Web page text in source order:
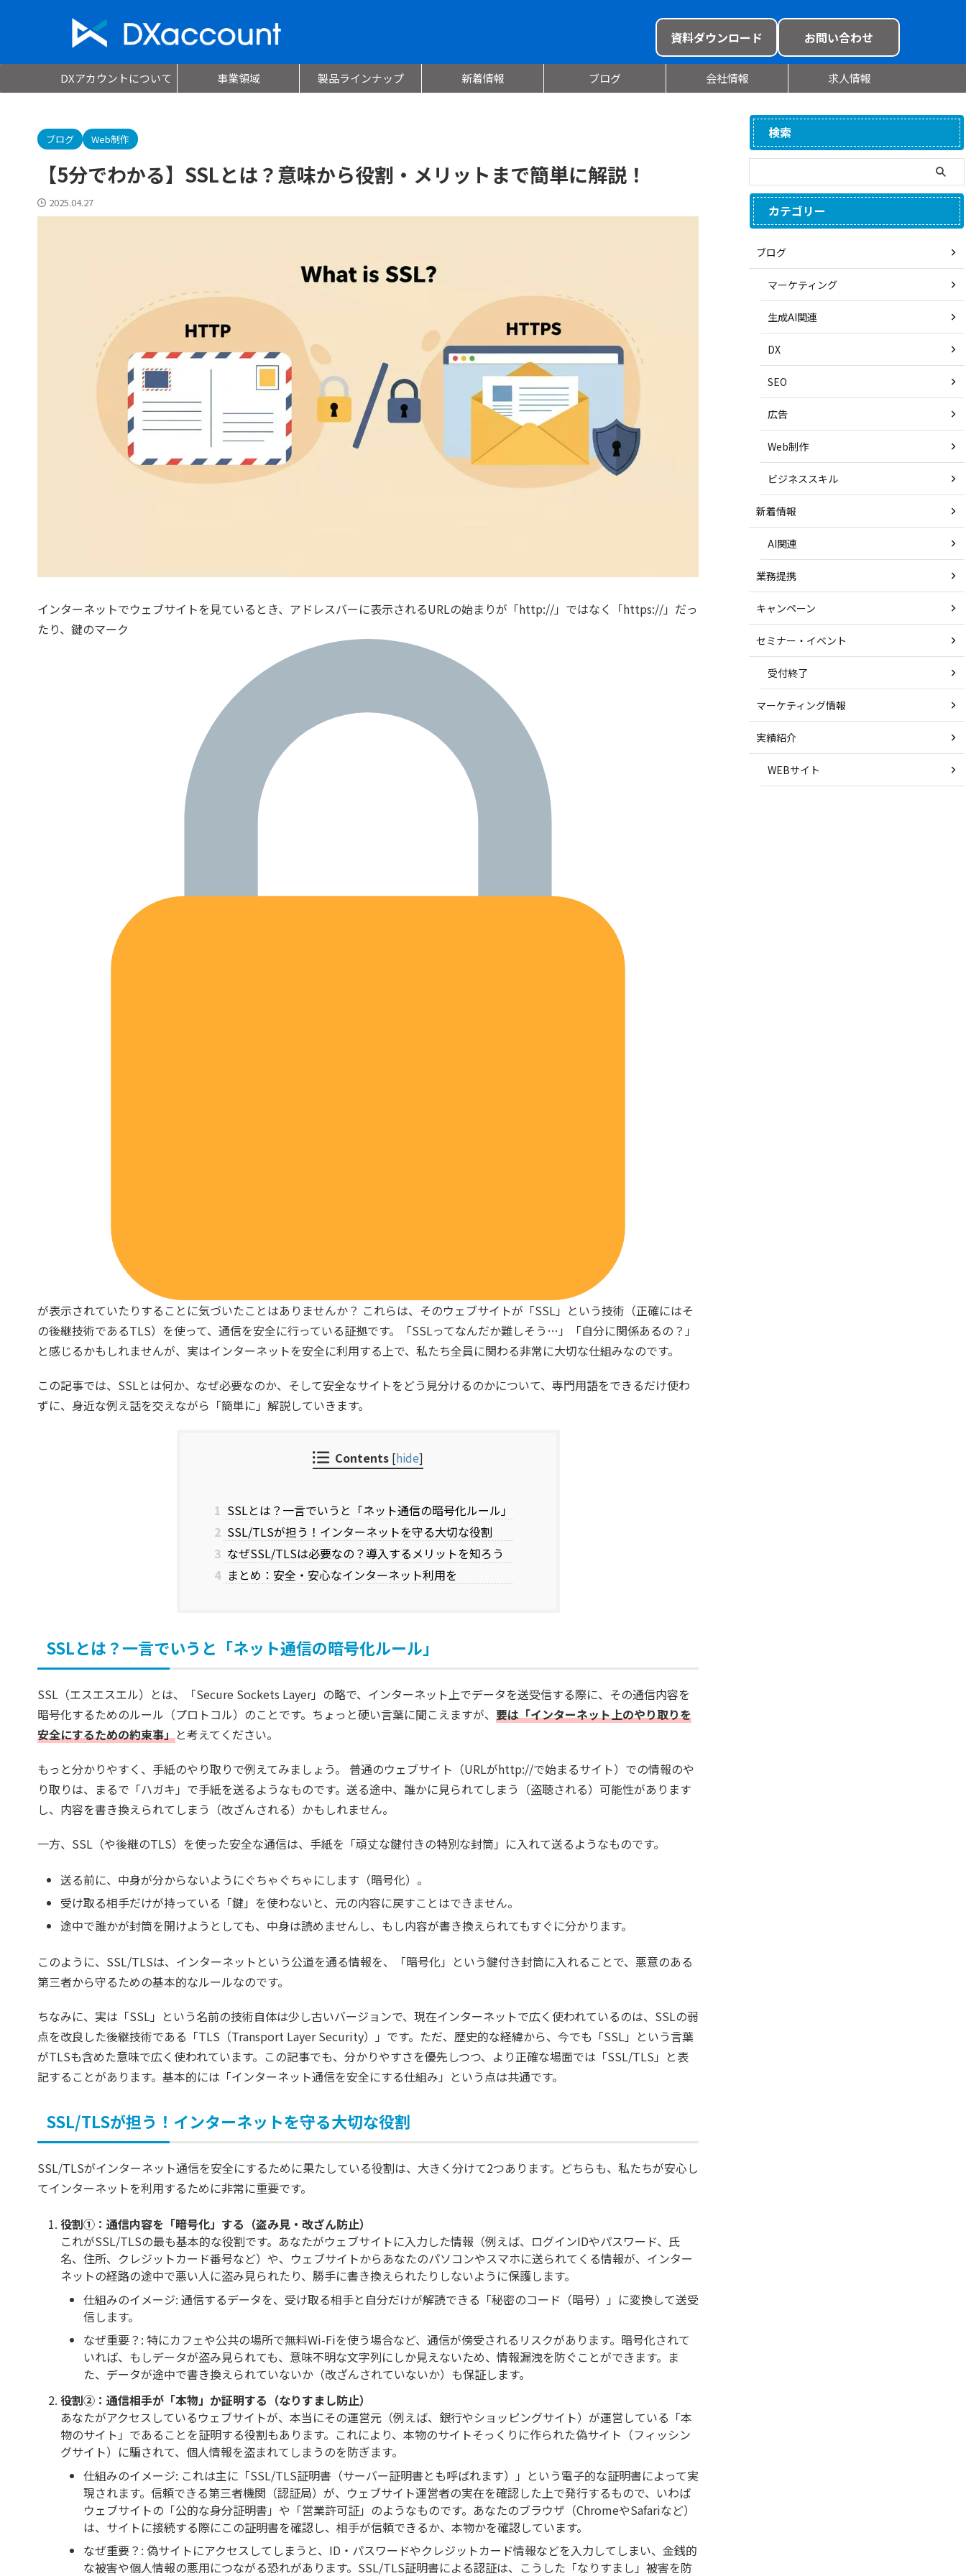
資料ダウンロード お問い合わせ
DXアカウントについて 事業領域 製品ラインナップ 新着情報 ブログ 会社情報 求人情報
ブログ Web制作
【5分でわかる】SSLとは？意味から役割・メリットまで簡単に解説！
2025.04.27
インターネットでウェブサイトを見ているとき、アドレスバーに表示されるURLの始まりが「http://」ではなく「https://」だっ
たり、鍵のマーク
が表示されていたりすることに気づいたことはありませんか？ これらは、そのウェブサイトが「SSL」という技術（正確にはそ
の後継技術であるTLS）を使って、通信を安全に行っている証拠です。「SSLってなんだか難しそう…」「自分に関係あるの？」
と感じるかもしれませんが、実はインターネットを安全に利用する上で、私たち全員に関わる非常に大切な仕組みなのです。
この記事では、SSLとは何か、なぜ必要なのか、そして安全なサイトをどう見分けるのかについて、専門用語をできるだけ使わ
ずに、身近な例え話を交えながら「簡単に」解説していきます。
Contents [hide]
1 SSLとは？一言でいうと「ネット通信の暗号化ルール」
2 SSL/TLSが担う！インターネットを守る大切な役割
3 なぜSSL/TLSは必要なの？導入するメリットを知ろう
4 まとめ：安全・安心なインターネット利用を
SSLとは？一言でいうと「ネット通信の暗号化ルール」
SSL（エスエスエル）とは、「Secure Sockets Layer」の略で、インターネット上でデータを送受信する際に、その通信内容を
暗号化するためのルール（プロトコル）のことです。ちょっと硬い言葉に聞こえますが、 要は「インターネット上のやり取りを
安全にするための約束事」と考えてください。
もっと分かりやすく、手紙のやり取りで例えてみましょう。 普通のウェブサイト（URLがhttp://で始まるサイト）での情報のや
り取りは、まるで「ハガキ」で手紙を送るようなものです。送る途中、誰かに見られてしまう（盗聴される）可能性があります
し、内容を書き換えられてしまう（改ざんされる）かもしれません。
一方、SSL（や後継のTLS）を使った安全な通信は、手紙を「頑丈な鍵付きの特別な封筒」に入れて送るようなものです。
送る前に、中身が分からないようにぐちゃぐちゃにします（暗号化）。
受け取る相手だけが持っている「鍵」を使わないと、元の内容に戻すことはできません。
途中で誰かが封筒を開けようとしても、中身は読めませんし、もし内容が書き換えられてもすぐに分かります。
このように、SSL/TLSは、インターネットという公道を通る情報を、「暗号化」という鍵付き封筒に入れることで、悪意のある
第三者から守るための基本的なルールなのです。
ちなみに、実は「SSL」という名前の技術自体は少し古いバージョンで、現在インターネットで広く使われているのは、SSLの弱
点を改良した後継技術である「TLS（Transport Layer Security）」です。ただ、歴史的な経緯から、今でも「SSL」という言葉
がTLSも含めた意味で広く使われています。この記事でも、分かりやすさを優先しつつ、より正確な場面では「SSL/TLS」と表
記することがあります。基本的には「インターネット通信を安全にする仕組み」という点は共通です。
SSL/TLSが担う！インターネットを守る大切な役割
SSL/TLSがインターネット通信を安全にするために果たしている役割は、大きく分けて2つあります。どちらも、私たちが安心し
てインターネットを利用するために非常に重要です。
役割①：通信内容を「暗号化」する（盗み見・改ざん防止）
これがSSL/TLSの最も基本的な役割です。あなたがウェブサイトに入力した情報（例えば、ログインIDやパスワード、氏
名、住所、クレジットカード番号など）や、ウェブサイトからあなたのパソコンやスマホに送られてくる情報が、インター
ネットの経路の途中で悪い人に盗み見られたり、勝手に書き換えられたりしないように保護します。
仕組みのイメージ: 通信するデータを、受け取る相手と自分だけが解読できる「秘密のコード（暗号）」に変換して送受
信します。
なぜ重要？: 特にカフェや公共の場所で無料Wi-Fiを使う場合など、通信が傍受されるリスクがあります。暗号化されて
いれば、もしデータが盗み見られても、意味不明な文字列にしか見えないため、情報漏洩を防ぐことができます。ま
た、データが途中で書き換えられていないか（改ざんされていないか）も保証します。
役割②：通信相手が「本物」か証明する（なりすまし防止）
あなたがアクセスしているウェブサイトが、本当にその運営元（例えば、銀行やショッピングサイト）が運営している「本
物のサイト」であることを証明する役割もあります。これにより、本物のサイトそっくりに作られた偽サイト（フィッシン
グサイト）に騙されて、個人情報を盗まれてしまうのを防ぎます。
仕組みのイメージ: これは主に「SSL/TLS証明書（サーバー証明書とも呼ばれます）」という電子的な証明書によって実
現されます。信頼できる第三者機関（認証局）が、ウェブサイト運営者の実在を確認した上で発行するもので、いわば
ウェブサイトの「公的な身分証明書」や「営業許可証」のようなものです。あなたのブラウザ（ChromeやSafariなど）
は、サイトに接続する際にこの証明書を確認し、相手が信頼できるか、本物かを確認しています。
なぜ重要？: 偽サイトにアクセスしてしまうと、ID・パスワードやクレジットカード情報などを入力してしまい、金銭的
な被害や個人情報の悪用につながる恐れがあります。SSL/TLS証明書による認証は、こうした「なりすまし」被害を防
検索
カテゴリー
ブログ
マーケティング
生成AI関連
DX
SEO
広告
Web制作
ビジネススキル
新着情報
AI関連
業務提携
キャンペーン
セミナー・イベント
受付終了
マーケティング情報
実績紹介
WEBサイト